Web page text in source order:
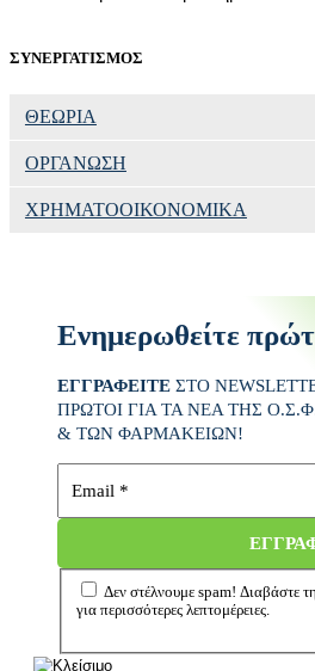
ΣΥΝΕΡΓΑΤΙΣΜΟΣ
ΘΕΩΡΙΑ
ΟΡΓΑΝΩΣΗ
ΧΡΗΜΑΤΟΟΙΚΟΝΟΜΙΚΑ
Ενημερωθείτε
ΕΓΓΡΑΦΕΙΤΕ ΣΤΟ
ΠΡΩΤΟΙ ΓΙΑ ΤΑ ΝΕΑ ΤΗΣ
& ΤΩΝ ΦΑΡΜΑΚΕΙΩΝ!
Δεν στέλνουμε spam! Διαβάστε
για περισσότερες λεπτομέρειες.